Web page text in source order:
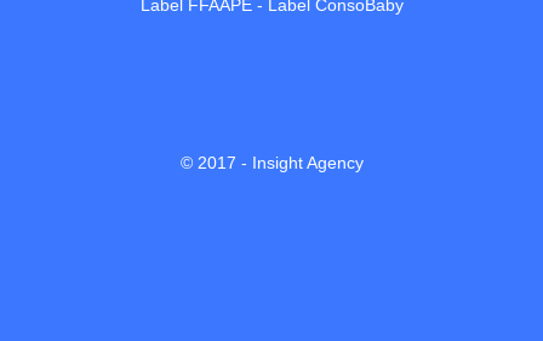
Label FFAAPE- Label ConsoBaby
© 2017 - Insight Agency